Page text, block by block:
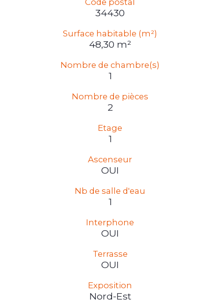
Code postal
34430
Surface habitable (m²)
48,30 m²
Nombre de chambre(s)
1
Nombre de pièces
2
Etage
1
Ascenseur
OUI
Nb de salle d'eau
1
Interphone
OUI
Terrasse
OUI
Exposition
Nord-Est